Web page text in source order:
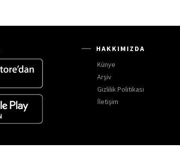
HAKKIMIZDA
Künye
Arşiv
Gizlilik Politikası
İletişim